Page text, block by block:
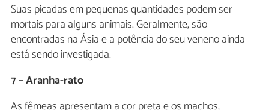
Suas picadas em pequenas quantidades podem ser
mortais para alguns animais. Geralmente, são
encontradas na Ásia e a potência do seu veneno ainda
está sendo investigada.
7 – Aranha-rato